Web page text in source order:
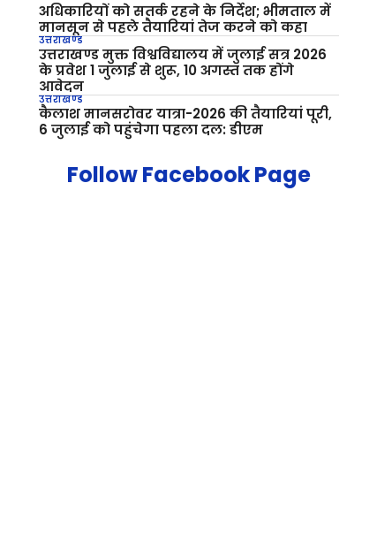
अधिकारियों को सतर्क रहने के निर्देश; भीमताल में
मानसून से पहले तैयारियां तेज करने को कहा
उत्तराखण्ड
उत्तराखण्ड मुक्त विश्वविद्यालय में जुलाई सत्र 2026
के प्रवेश 1 जुलाई से शुरू, 10 अगस्त तक होंगे
आवेदन
उत्तराखण्ड
कैलाश मानसरोवर यात्रा-2026 की तैयारियां पूरी,
6 जुलाई को पहुंचेगा पहला दल: डीएम
Follow Facebook Page